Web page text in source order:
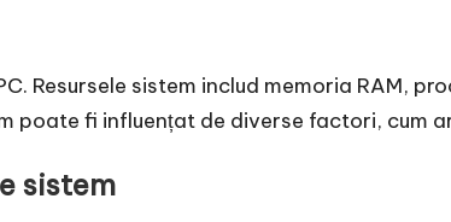
Resursele sistem includ memoria RAM,
poate fi influențat de diverse factori, cum
sistem